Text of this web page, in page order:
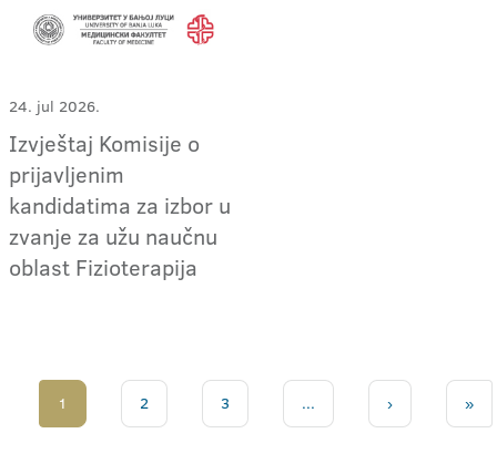
24. jul 2026.
Izvještaj Komisije o
prijavljenim
kandidatima za izbor u
zvanje za užu naučnu
oblast Fizioterapija
1 2 3 ... › »